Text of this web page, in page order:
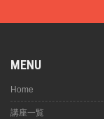
MENU
Home
講座一覧